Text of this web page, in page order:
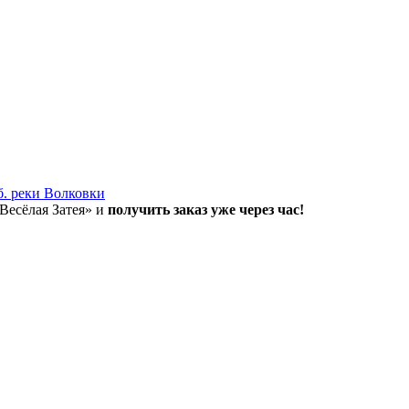
реки Волковки
Затея» и получить заказ уже через час!